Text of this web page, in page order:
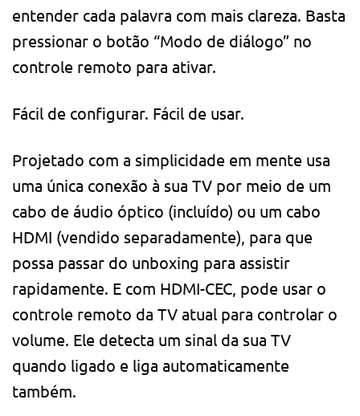
entender cada palavra com mais clareza. Basta
pressionar o botão “Modo de diálogo” no
controle remoto para ativar.
Fácil de configurar. Fácil de usar.
Projetado com a simplicidade em mente usa
uma única conexão à sua TV por meio de um
cabo de áudio óptico (incluído) ou um cabo
HDMI (vendido separadamente), para que
possa passar do unboxing para assistir
rapidamente. E com HDMI-CEC, pode usar o
controle remoto da TV atual para controlar o
volume. Ele detecta um sinal da sua TV
quando ligado e liga automaticamente
também.